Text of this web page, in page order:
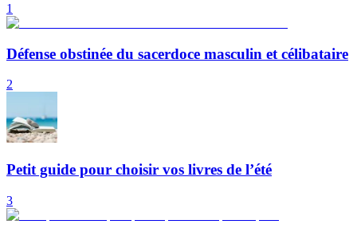
1
Défense obstinée du sacerdoce masculin et célibataire
2
Petit guide pour choisir vos livres de l’été
3